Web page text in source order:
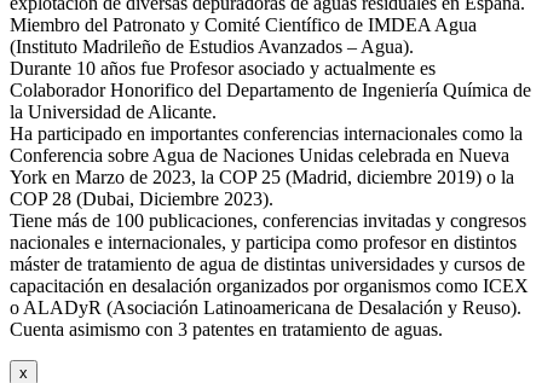
Miembro del Patronato y Comité Científico de IMDEA Agua
(Instituto Madrileño de Estudios Avanzados – Agua).
Durante 10 años fue Profesor asociado y actualmente es
Colaborador Honorifico del Departamento de Ingeniería Química de
la Universidad de Alicante.
Ha participado en importantes conferencias internacionales como la
Conferencia sobre Agua de Naciones Unidas celebrada en Nueva
York en Marzo de 2023, la COP 25 (Madrid, diciembre 2019) o la
COP 28 (Dubai, Diciembre 2023).
Tiene más de 100 publicaciones, conferencias invitadas y congresos
nacionales e internacionales, y participa como profesor en distintos
máster de tratamiento de agua de distintas universidades y cursos de
capacitación en desalación organizados por organismos como ICEX
o ALADyR (Asociación Latinoamericana de Desalación y Reuso).
Cuenta asimismo con 3 patentes en tratamiento de aguas.
x